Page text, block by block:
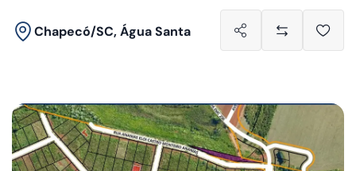
Chapecó/SC, Água Santa